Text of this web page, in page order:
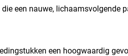
een nauwe, lichaamsvolgende
een hoogwaardig